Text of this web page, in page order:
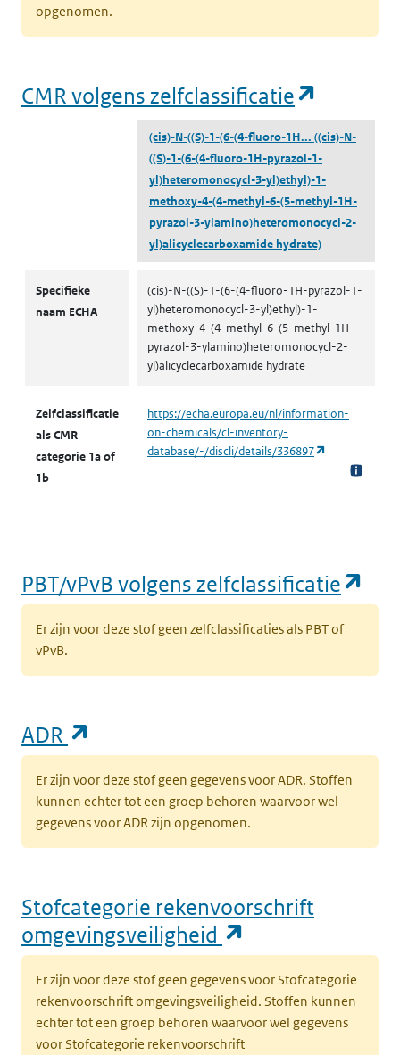
opgenomen.
CMR volgens zelfclassificatie
(cis)-N-((S)-1-(6-(4-fluoro-1H... ((cis)-N-
((S)-1-(6-(4-fluoro-1H-pyrazol-1-
yl)heteromonocycl-3-yl)ethyl)-1-
methoxy-4-(4-methyl-6-(5-methyl-1H-
pyrazol-3-ylamino)heteromonocycl-2-
yl)alicyclecarboxamide hydrate)
Specifieke
naam ECHA
(cis)-N-((S)-1-(6-(4-fluoro-1H-pyrazol-1-
yl)heteromonocycl-3-yl)ethyl)-1-
methoxy-4-(4-methyl-6-(5-methyl-1H-
pyrazol-3-ylamino)heteromonocycl-2-
yl)alicyclecarboxamide hydrate
Zelfclassificatie
als CMR
categorie 1a of
1b
https://echa.europa.eu/nl/information-
on-chemicals/cl-inventory-
database/-/discli/details/336897
PBT/vPvB volgens zelfclassificatie
Er zijn voor deze stof geen zelfclassificaties als PBT of
vPvB.
ADR
Er zijn voor deze stof geen gegevens voor ADR. Stoffen
kunnen echter tot een groep behoren waarvoor wel
gegevens voor ADR zijn opgenomen.
Stofcategorie rekenvoorschrift
omgevingsveiligheid
Er zijn voor deze stof geen gegevens voor Stofcategorie
rekenvoorschrift omgevingsveiligheid. Stoffen kunnen
echter tot een groep behoren waarvoor wel gegevens
voor Stofcategorie rekenvoorschrift